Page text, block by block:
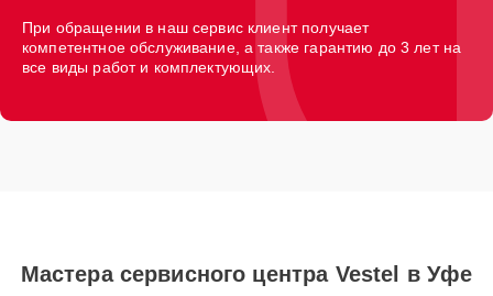
При обращении в наш сервис клиент получает
компетентное обслуживание, а также гарантию до 3 лет на
все виды работ и комплектующих.
Мастера сервисного центра Vestel в Уфе